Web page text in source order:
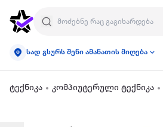
სად გსურს შენი ამანათის მიღება
ტექნიკა კომპიუტერული ტექნიკა